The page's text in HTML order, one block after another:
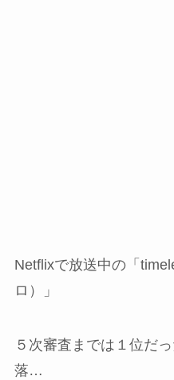
Netflixで放送中の「
ロ）」
５次審査までは１位だ
落…